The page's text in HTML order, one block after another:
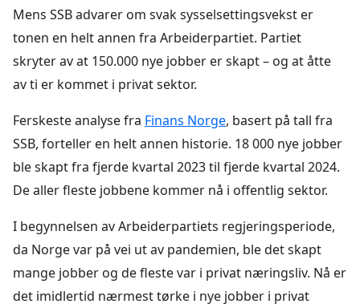
Mens SSB advarer om svak sysselsettingsvekst er
tonen en helt annen fra Arbeiderpartiet. Partiet
skryter av at 150.000 nye jobber er skapt – og at åtte
av ti er kommet i privat sektor.
Ferskeste analyse fra Finans Norge, basert på tall fra
SSB, forteller en helt annen historie. 18 000 nye jobber
ble skapt fra fjerde kvartal 2023 til fjerde kvartal 2024.
De aller fleste jobbene kommer nå i offentlig sektor.
I begynnelsen av Arbeiderpartiets regjeringsperiode,
da Norge var på vei ut av pandemien, ble det skapt
mange jobber og de fleste var i privat næringsliv. Nå er
det imidlertid nærmest tørke i nye jobber i privat